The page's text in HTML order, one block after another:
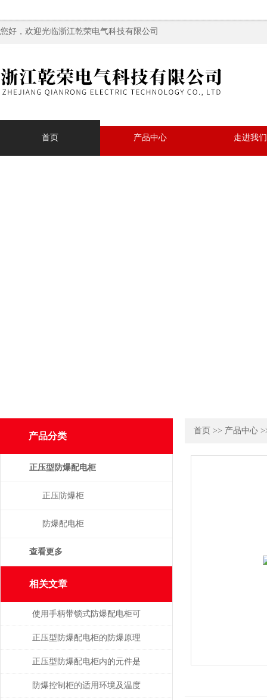
您好，欢迎光临浙江乾荣电气科技有限公司
首页 产品中心 走进我们
首页 >> 产品中心
产品分类
正压型防爆配电柜
正压防爆柜
防爆配电柜
查看更多
相关文章
使用手柄带锁式防爆配电柜可
保障安全，提高效率
正压型防爆配电柜的防爆原理
是什么
正压型防爆配电柜内的元件是
如何安装的
防爆控制柜的适用环境及温度